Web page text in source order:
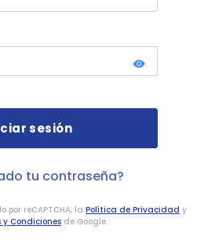
tu contraseña?
por reCAPTCHA, la Política de Privacidad y
y Condiciones de Google.